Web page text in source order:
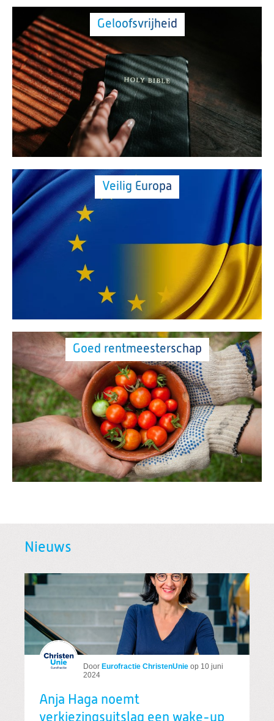
Geloofsvrijheid
Veilig Europa
Goed rentmeesterschap
Nieuws
Door Eurofractie ChristenUnie op 10 juni
2024
Anja Haga noemt
verkiezingsuitslag een wake-up